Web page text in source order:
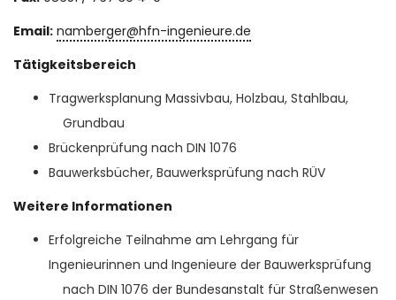
Email: namberger@hfn-ingenieure.de
Tätigkeitsbereich
Tragwerksplanung Massivbau, Holzbau, Stahlbau,
Grundbau
Brückenprüfung nach DIN 1076
Bauwerksbücher, Bauwerksprüfung nach RÜV
Weitere Informationen
Erfolgreiche Teilnahme am Lehrgang für
Ingenieurinnen und Ingenieure der Bauwerksprüfung
nach DIN 1076 der Bundesanstalt für Straßenwesen